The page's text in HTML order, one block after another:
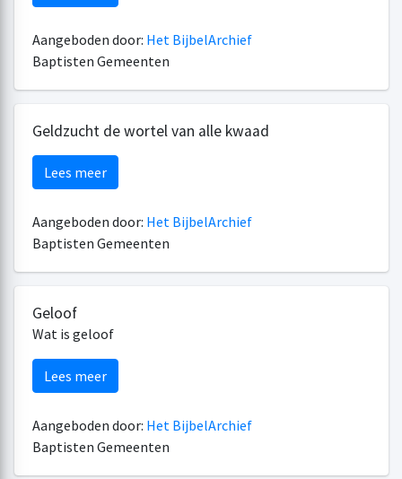
Aangeboden door: Het BijbelArchief
Baptisten Gemeenten
Geldzucht de wortel van alle kwaad
Lees meer
Aangeboden door: Het BijbelArchief
Baptisten Gemeenten
Geloof
Wat is geloof
Lees meer
Aangeboden door: Het BijbelArchief
Baptisten Gemeenten